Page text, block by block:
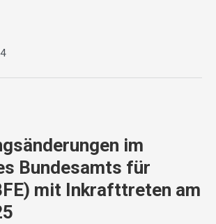
im
Bundesamts für
mit Inkrafttreten am